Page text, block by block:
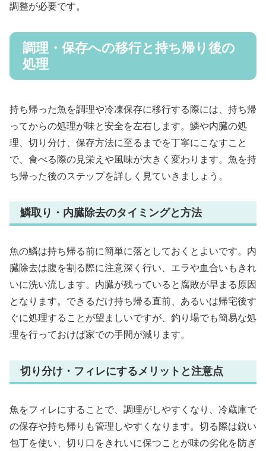
調整が必要です。
調理・保存への移行と持ち帰り後の
処理
持ち帰った魚を調理や冷凍保存に移行する際には、持ち帰
ってからの処理が味と安全を左右します。鱗や内臓の処
理、切り分け、保存方法に至るまでを丁寧にこなすこと
で、食べる際の見栄えや風味が大きく変わります。魚を持
ち帰った後のステップを詳しく見ていきましょう。
鱗取り・内臓除去のタイミングと方法
魚の鱗は持ち帰る前に簡単に落としておくとよいです。内
臓除去は腹を割る際に注意深く行い、エラや血合いもきれ
いに洗い流します。内臓が残っていると腐敗が早まる原因
となります。できるだけ持ち帰る直前、あるいは帰宅後す
ぐに処理することが望ましいですが、釣り場でも簡易な処
理を行っておけば家での手間が減ります。
切り分け・フィレにするメリットと注意点
魚をフィレにすることで、調理がしやすくなり、冷蔵庫で
の保存や持ち帰りも管理しやすくなります。切る際は鋭い
包丁を使い、切り口をきれいに保つことが味の劣化を防ぎ